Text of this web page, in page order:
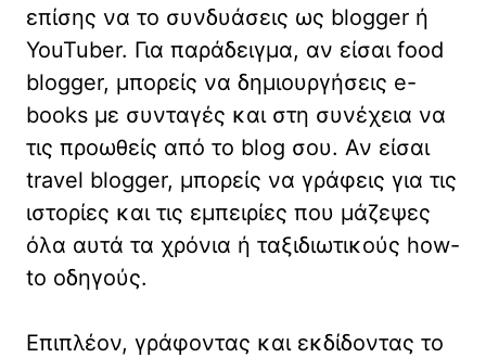
επίσης να το συνδυάσεις ως blogger ή
YouTuber. Για παράδειγμα, αν είσαι food
blogger, μπορείς να δημιουργήσεις e-
books με συνταγές και στη συνέχεια να
τις προωθείς από το blog σου. Αν είσαι
travel blogger, μπορείς να γράφεις για τις
ιστορίες και τις εμπειρίες που μάζεψες
όλα αυτά τα χρόνια ή ταξιδιωτικούς how-
to οδηγούς.
Επιπλέον, γράφοντας και εκδίδοντας το